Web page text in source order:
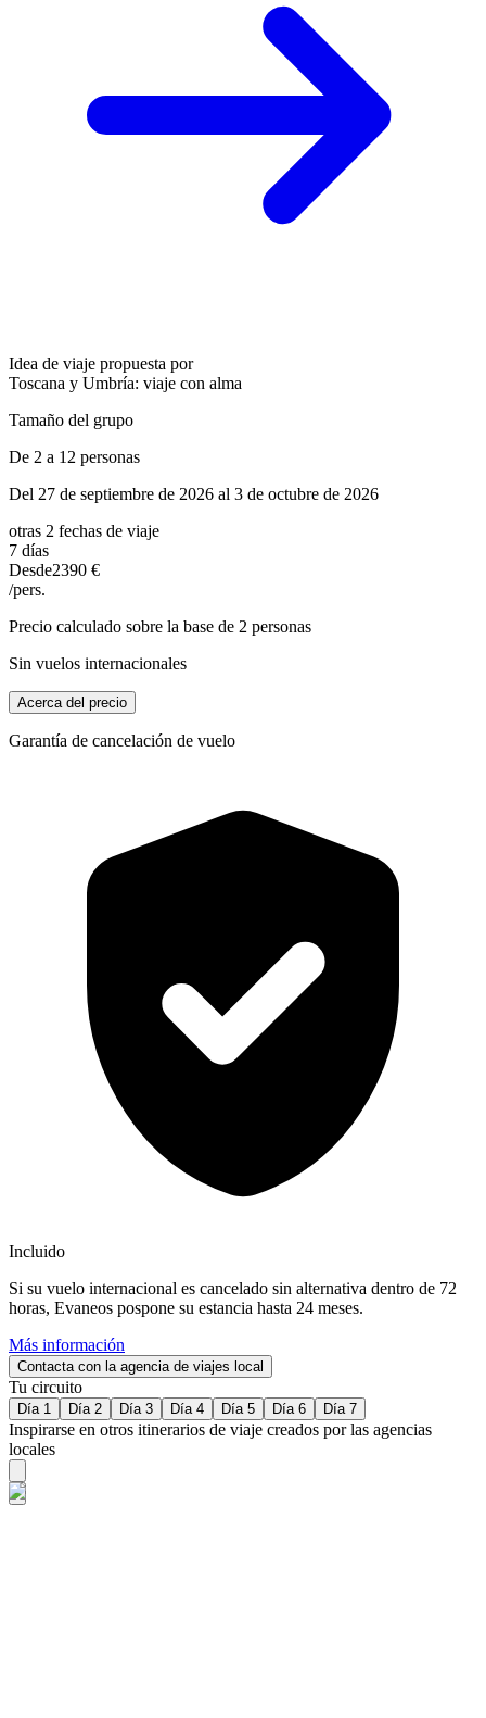
Idea de viaje propuesta por
Toscana y Umbría: viaje con alma
Tamaño del grupo
De 2 a 12 personas
Del 27 de septiembre de 2026 al 3 de octubre de 2026
otras 2 fechas de viaje
7 días
Desde2390 €
/pers.
Precio calculado sobre la base de 2 personas
Sin vuelos internacionales
Acerca del precio
Garantía de cancelación de vuelo
Incluido
Si su vuelo internacional es cancelado sin alternativa dentro de 72
horas, Evaneos pospone su estancia hasta 24 meses.
Más información
Contacta con la agencia de viajes local
Tu circuito
Día 1 Día 2 Día 3 Día 4 Día 5 Día 6 Día 7
Inspirarse en otros itinerarios de viaje creados por las agencias
locales